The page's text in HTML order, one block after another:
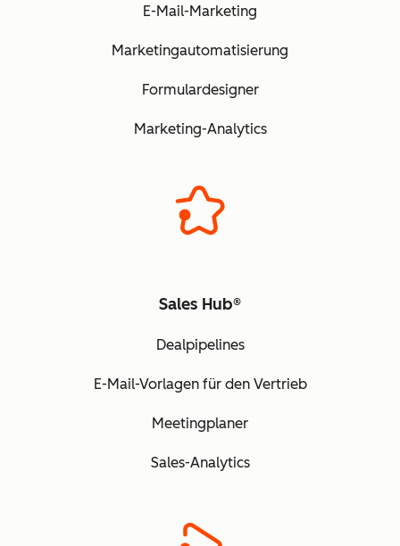
E-Mail-Marketing
Marketingautomatisierung
Formulardesigner
Marketing-Analytics
Sales Hub®
Dealpipelines
E-Mail-Vorlagen für den Vertrieb
Meetingplaner
Sales-Analytics